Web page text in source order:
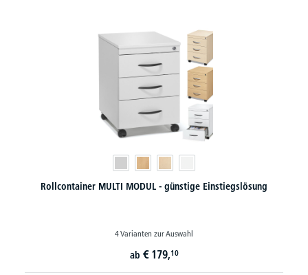
Rollcontainer MULTI MODUL - günstige Einstiegslösung
4 Varianten zur Auswahl
ab € 179,10